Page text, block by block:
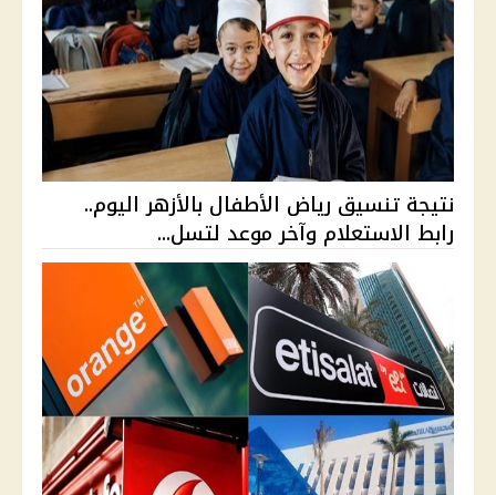
نتيجة تنسيق رياض الأطفال بالأزهر اليوم..
رابط الاستعلام وآخر موعد لتسل...